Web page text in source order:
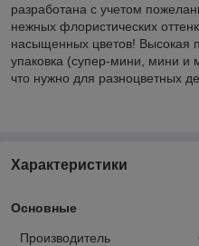
разработана с учетом
нежных флористических
насыщенных цветов! Высокая
упаковка (супер-мини, мини и
что нужно для разноцветных
Характеристики
Основные
Производитель